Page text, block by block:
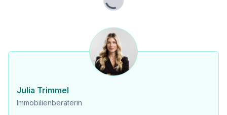
Bäckerei <500m
Geldautomat <500m
Bank <500m
Lade...
Julia Trimmel
Immobilienberaterin